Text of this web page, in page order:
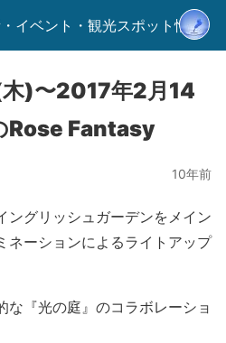
イベント・観光スポット情報-
)〜2017年2月14
Fantasy
10年前
ングリッシュガーデンをメイン
ネーションによるライトアップ
な『光の庭』のコラボレーショ